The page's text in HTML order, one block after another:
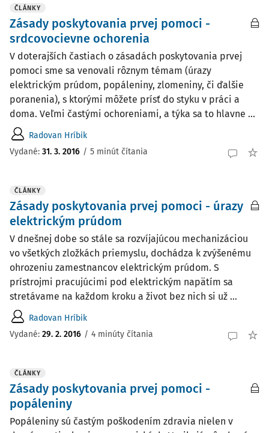
ČLÁNKY
Zásady poskytovania prvej pomoci -
srdcovocievne ochorenia
V doterajších častiach o zásadách poskytovania prvej
pomoci sme sa venovali rôznym témam (úrazy
elektrickým prúdom, popáleniny, zlomeniny, či ďalšie
poranenia), s ktorými môžete prísť do styku v práci a
doma. Veľmi častými ochoreniami, a týka sa to hlavne ...
Radovan Hríbik
Vydané: 31. 3. 2016 / 5 minút čítania
ČLÁNKY
Zásady poskytovania prvej pomoci - úrazy
elektrickým prúdom
V dnešnej dobe so stále sa rozvíjajúcou mechanizáciou
vo všetkých zložkách priemyslu, dochádza k zvýšenému
ohrozeniu zamestnancov elektrickým prúdom. S
prístrojmi pracujúcimi pod elektrickým napätím sa
stretávame na každom kroku a život bez nich si už ...
Radovan Hríbik
Vydané: 29. 2. 2016 / 4 minúty čítania
ČLÁNKY
Zásady poskytovania prvej pomoci -
popáleniny
Popáleniny sú častým poškodením zdravia nielen v